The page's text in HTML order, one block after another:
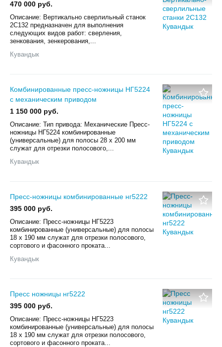
470 000 руб.
Описание: Вертикально сверлильный станок
2С132 предназначен для выполнения
следующих видов работ: сверления,
зенкования, зенкерования,...
Кувандык
Комбинированные пресс-ножницы НГ5224
с механическим приводом
1 150 000 руб.
Описание: Тип привода: Механические Пресс-
ножницы НГ5224 комбинированные
(универсальные) для полосы 28 х 200 мм
служат для отрезки полосового,...
Кувандык
Пресс-ножницы комбинированные нг5222
395 000 руб.
Описание: Пресс-ножницы НГ5223
комбинированные (универсальные) для полосы
18 х 190 мм служат для отрезки полосового,
сортового и фасонного проката...
Кувандык
Пресс ножницы нг5222
395 000 руб.
Описание: Пресс-ножницы НГ5223
комбинированные (универсальные) для полосы
18 х 190 мм служат для отрезки полосового,
сортового и фасонного проката...